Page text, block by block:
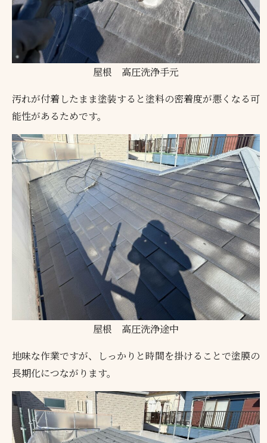
屋根 高圧洗浄手元
汚れが付着したまま塗装すると塗料の密着度が悪くなる可
能性があるためです。
屋根 高圧洗浄途中
地味な作業ですが、しっかりと時間を掛けることで塗膜の
長期化につながります。